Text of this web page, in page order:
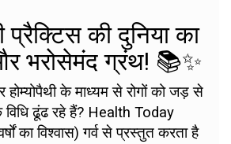
प्रैक्टिस की दुनिया का
भरोसेमंद ग्रंथ! 📚✨
के माध्यम से रोगों को जड़ से
विधि ढूंढ रहे हैं? Health Today
का विश्वास) गर्व से प्रस्तुत करता है